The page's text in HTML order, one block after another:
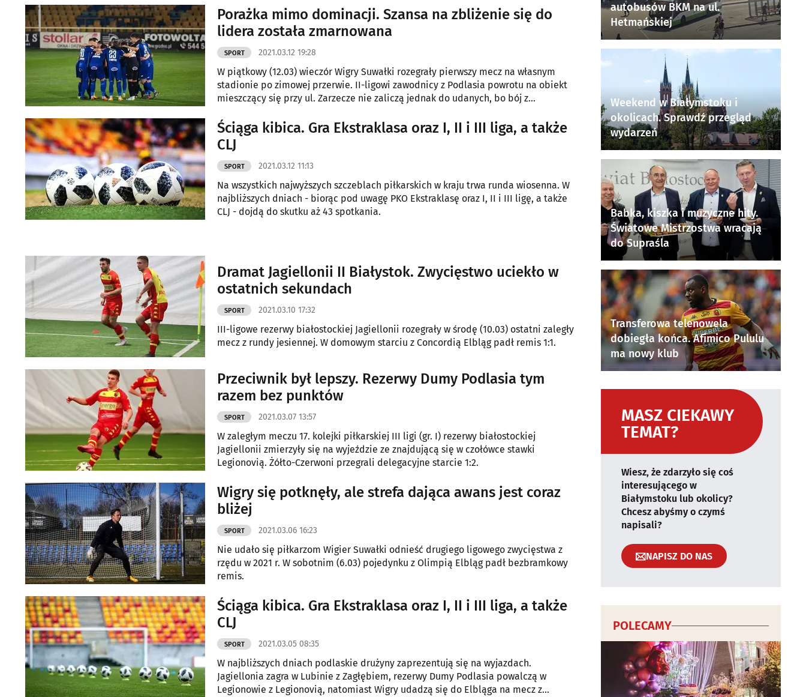
Porażka mimo dominacji. Szansa na zbliżenie się do
lidera została zmarnowana
SPORT 2021.03.12 19:28
W piątkowy (12.03) wieczór Wigry Suwałki rozegrały pierwszy mecz na własnym
stadionie po zimowej przerwie. II-ligowi zawodnicy z Podlasia powrotu na obiekt
mieszczący się przy ul. Zarzecze nie zaliczą jednak do udanych, bo bój z
Ściąga kibica. Gra Ekstraklasa oraz I, II i III liga, a także
CLJ
SPORT 2021.03.12 11:13
Na wszystkich najwyższych szczeblach piłkarskich w kraju trwa runda wiosenna. W
najbliższych dniach - biorąc pod uwagę PKO Ekstraklasę oraz I, II i III ligę, a także
CLJ - dojdą do skutku aż 43 spotkania.
Dramat Jagiellonii II Białystok. Zwycięstwo uciekło w
ostatnich sekundach
SPORT 2021.03.10 17:32
III-ligowe rezerwy białostockiej Jagiellonii rozegrały w środę (10.03) ostatni zaległy
mecz z rundy jesiennej. W domowym starciu z Concordią Elbląg padł remis 1:1.
Przeciwnik był lepszy. Rezerwy Dumy Podlasia tym
razem bez punktów
SPORT 2021.03.07 13:57
W zaległym meczu 17. kolejki piłkarskiej III ligi (gr. I) rezerwy białostockiej
Jagiellonii zmierzyły się na wyjeździe ze znajdującą się w czołówce stawki
Legionovią. Żółto-Czerwoni przegrali delegacyjne starcie 1:2.
Wigry się potknęły, ale strefa dająca awans jest coraz
bliżej
SPORT 2021.03.06 16:23
Nie udało się piłkarzom Wigier Suwałki odnieść drugiego ligowego zwycięstwa z
rzędu w 2021 r. W sobotnim (6.03) pojedynku z Olimpią Elbląg padł bezbramkowy
remis.
Ściąga kibica. Gra Ekstraklasa oraz I, II i III liga, a także
CLJ
SPORT 2021.03.05 08:35
W najbliższych dniach podlaskie drużyny zaprezentują się na wyjazdach.
Jagiellonia zagra w Lubinie z Zagłębiem, rezerwy Dumy Podlasia powalczą w
Legionowie z Legionovią, natomiast Wigry udadzą się do Elbląga na mecz z
autobusów BKM na ul.
Hetmańskiej
Weekend w Białymstoku i
okolicach. Sprawdź przegląd
wydarzeń
Babka, kiszka i muzyczne hity.
Światowe Mistrzostwa wracają
do Supraśla
Transferowa telenowela
dobiegła końca. Afimico Pululu
ma nowy klub
MASZ CIEKAWY
TEMAT?
Wiesz, że zdarzyło się coś
interesującego w
Białymstoku lub okolicy?
Chcesz abyśmy o czymś
napisali?
NAPISZ DO NAS
POLECAMY